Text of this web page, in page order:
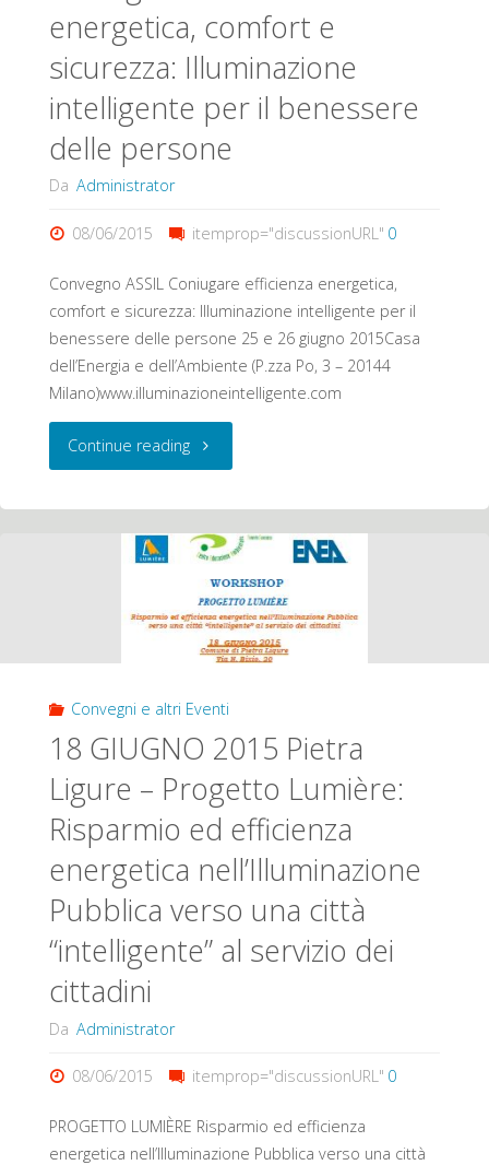
energetica, comfort e
sicurezza: Illuminazione
intelligente per il benessere
delle persone
Da Administrator
08/06/2015 itemprop="discussionURL" 0
Convegno ASSIL Coniugare efficienza energetica,
comfort e sicurezza: Illuminazione intelligente per il
benessere delle persone 25 e 26 giugno 2015Casa
dell’Energia e dell’Ambiente (P.zza Po, 3 – 20144
Milano)www.illuminazioneintelligente.com
Continue reading"25-
giugno
ASSIL:
Coniugare
e
sicurezza:
Illuminazione
intelligente
delle
Convegni e altri Eventi
18 GIUGNO 2015 Pietra
Ligure – Progetto Lumière:
Risparmio ed efficienza
energetica nell’Illuminazione
Pubblica verso una città
“intelligente” al servizio dei
cittadini
Da Administrator
08/06/2015 itemprop="discussionURL" 0
PROGETTO LUMIÈRE Risparmio ed efficienza
energetica nell’Illuminazione Pubblica verso una città